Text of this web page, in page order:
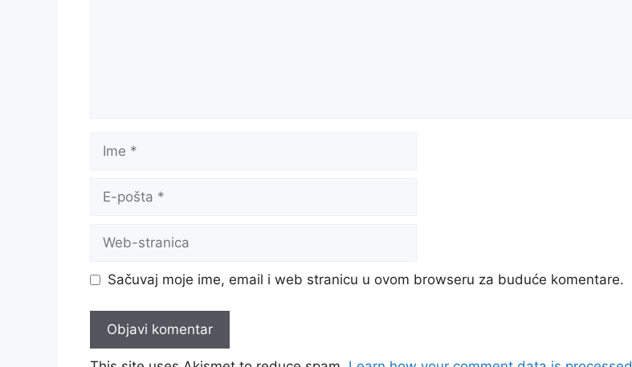
Ime
pošta
Web-
Sačuvaj moje ime, email i web stranicu u ovom browseru za buduće komentare.